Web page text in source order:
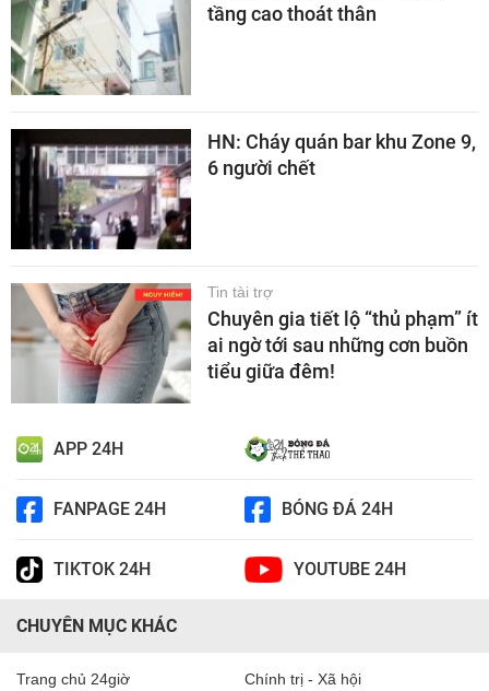
tầng cao thoát thân
HN: Cháy quán bar khu Zone 9,
6 người chết
Tin tài trợ
Chuyên gia tiết lộ “thủ phạm” ít
ai ngờ tới sau những cơn buồn
tiểu giữa đêm!
APP 24H
FANPAGE 24H BÓNG ĐÁ 24H
TIKTOK 24H YOUTUBE 24H
CHUYÊN MỤC KHÁC
Trang chủ 24giờ Chính trị - Xã hội